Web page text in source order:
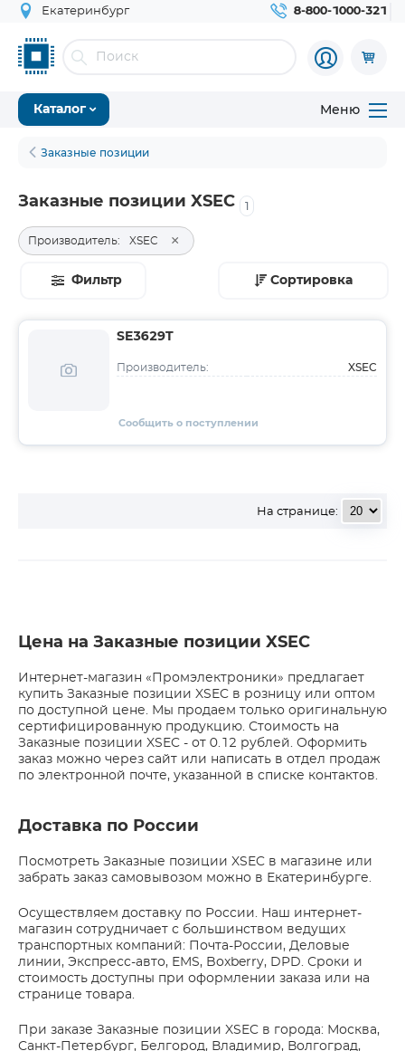
Екатеринбург 8-800-1000-321
Каталог Меню
Заказные позиции
Заказные позиции XSEC 1
Производитель: XSEC ×
Фильтр Сортировка
SE3629T
Производитель: XSEC
Сообщить о поступлении
На странице:
Цена на Заказные позиции XSEC
Интернет-магазин «Промэлектроники» предлагает
купить Заказные позиции XSEC в розницу или оптом
по доступной цене. Мы продаем только оригинальную
сертифицированную продукцию. Стоимость на
Заказные позиции XSEC - от 0.12 рублей. Оформить
заказ можно через сайт или написать в отдел продаж
по электронной почте, указанной в списке контактов.
Доставка по России
Посмотреть Заказные позиции XSEC в магазине или
забрать заказ самовывозом можно в Екатеринбурге.
Осуществляем доставку по России. Наш интернет-
магазин сотрудничает с большинством ведущих
транспортных компаний: Почта-России, Деловые
линии, Экспресс-авто, EMS, Boxberry, DPD. Сроки и
стоимость доступны при оформлении заказа или на
странице товара.
При заказе Заказные позиции XSEC в города: Москва,
Санкт-Петербург, Белгород, Владимир, Волгоград,